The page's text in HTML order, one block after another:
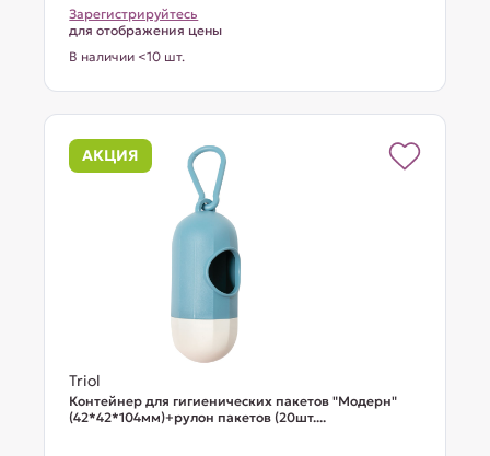
Зарегистрируйтесь
для отображения цены
В наличии <10 шт.
АКЦИЯ
Triol
Контейнер для гигиенических пакетов "Модерн"
(42*42*104мм)+рулон пакетов (20шт....